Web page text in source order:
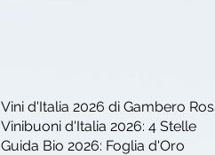
Vini d'Italia 2026 di Gambero
Vinibuoni d'Italia 2026: 4 Stelle
Guida Bio 2026: Foglia d'Oro